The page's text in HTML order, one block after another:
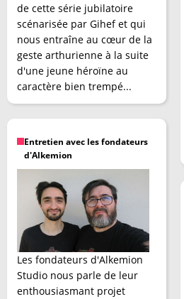
de cette série jubilatoire
scénarisée par Gihef et qui
nous entraîne au cœur de la
geste arthurienne à la suite
d'une jeune héroïne au
caractère bien trempé...
Entretien avec les fondateurs
d'Alkemion
Les fondateurs d'Alkemion
Studio nous parle de leur
enthousiasmant projet